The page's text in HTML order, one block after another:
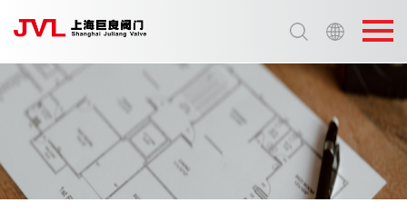
选择语言:
中文 / Chinese
英语 / English